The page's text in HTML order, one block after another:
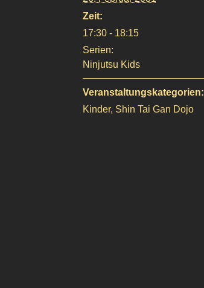
Zeit:
17:30 - 18:15
Serien:
Ninjutsu Kids
Veranstaltungskategorien:
Kinder, Shin Tai Gan Dojo